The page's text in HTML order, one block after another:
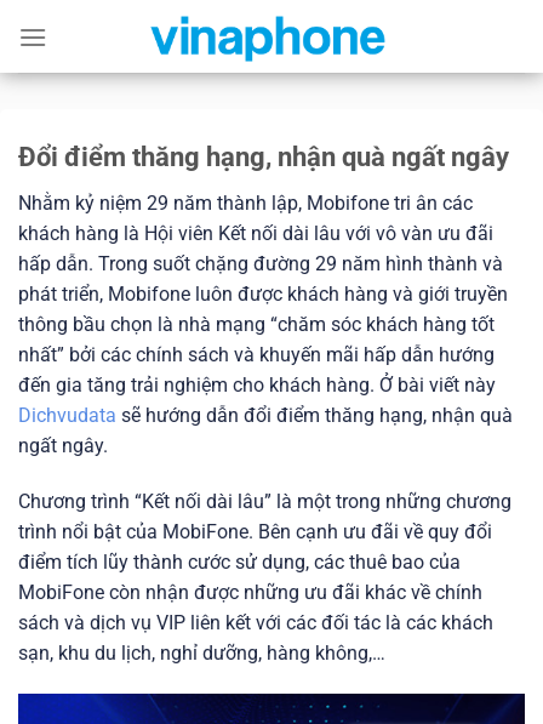
content
Đổi điểm thăng hạng, nhận quà ngất ngây
Nhằm kỷ niệm 29 năm thành lập, Mobifone tri ân các
khách hàng là Hội viên Kết nối dài lâu với vô vàn ưu đãi
hấp dẫn. Trong suốt chặng đường 29 năm hình thành và
phát triển, Mobifone luôn được khách hàng và giới truyền
thông bầu chọn là nhà mạng “chăm sóc khách hàng tốt
nhất” bởi các chính sách và khuyến mãi hấp dẫn hướng
đến gia tăng trải nghiệm cho khách hàng. Ở bài viết này
Dichvudata sẽ hướng dẫn đổi điểm thăng hạng, nhận quà
ngất ngây.
Chương trình “Kết nối dài lâu” là một trong những chương
trình nổi bật của MobiFone. Bên cạnh ưu đãi về quy đổi
điểm tích lũy thành cước sử dụng, các thuê bao của
MobiFone còn nhận được những ưu đãi khác về chính
sách và dịch vụ VIP liên kết với các đối tác là các khách
sạn, khu du lịch, nghỉ dưỡng, hàng không,…